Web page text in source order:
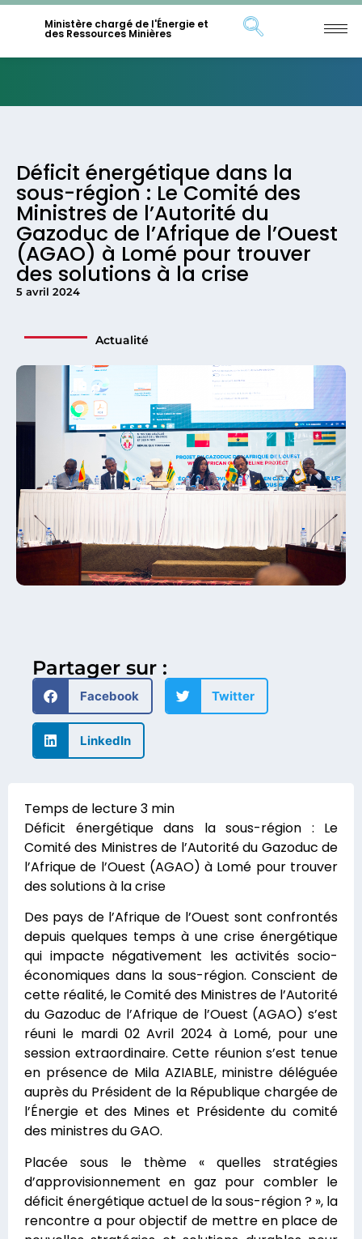
Ministère chargé de l'Énergie et
des Ressources Minières
Déficit énergétique dans la
sous-région : Le Comité des
Ministres de l’Autorité du
Gazoduc de l’Afrique de l’Ouest
(AGAO) à Lomé pour trouver
des solutions à la crise
5 avril 2024
Actualité
Partager sur :
Facebook Twitter
LinkedIn
Déficit énergétique dans la sous-région : Le
Comité des Ministres de l’Autorité du Gazoduc de
l’Afrique de l’Ouest (AGAO) à Lomé pour trouver
des solutions à la crise
Des pays de l’Afrique de l’Ouest sont confrontés
depuis quelques temps à une crise énergétique
qui impacte négativement les activités socio-
économiques dans la sous-région. Conscient de
cette réalité, le Comité des Ministres de l’Autorité
du Gazoduc de l’Afrique de l’Ouest (AGAO) s’est
réuni le mardi 02 Avril 2024 à Lomé, pour une
session extraordinaire. Cette réunion s’est tenue
en présence de Mila AZIABLE, ministre déléguée
auprès du Président de la République chargée de
l’Énergie et des Mines et Présidente du comité
des ministres du GAO.
Placée sous le thème « quelles stratégies
d’approvisionnement en gaz pour combler le
déficit énergétique actuel de la sous-région ? », la
rencontre a pour objectif de mettre en place de